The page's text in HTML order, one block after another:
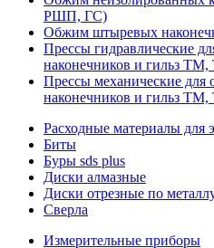
РШП, ГС)
Обжим штыревых
Прессы гидравлические
наконечников и гильз
Прессы механические для
наконечников и гильз
Расходные материалы для
Биты
Буры sds plus
Диски алмазные
Диски отрезные по
Сверла
Измерительные приборы